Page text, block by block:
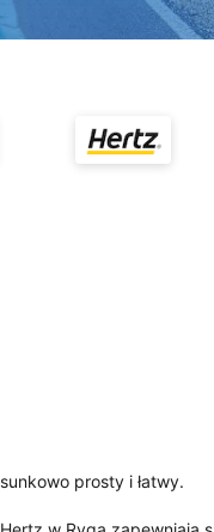
prosty i łatwy.